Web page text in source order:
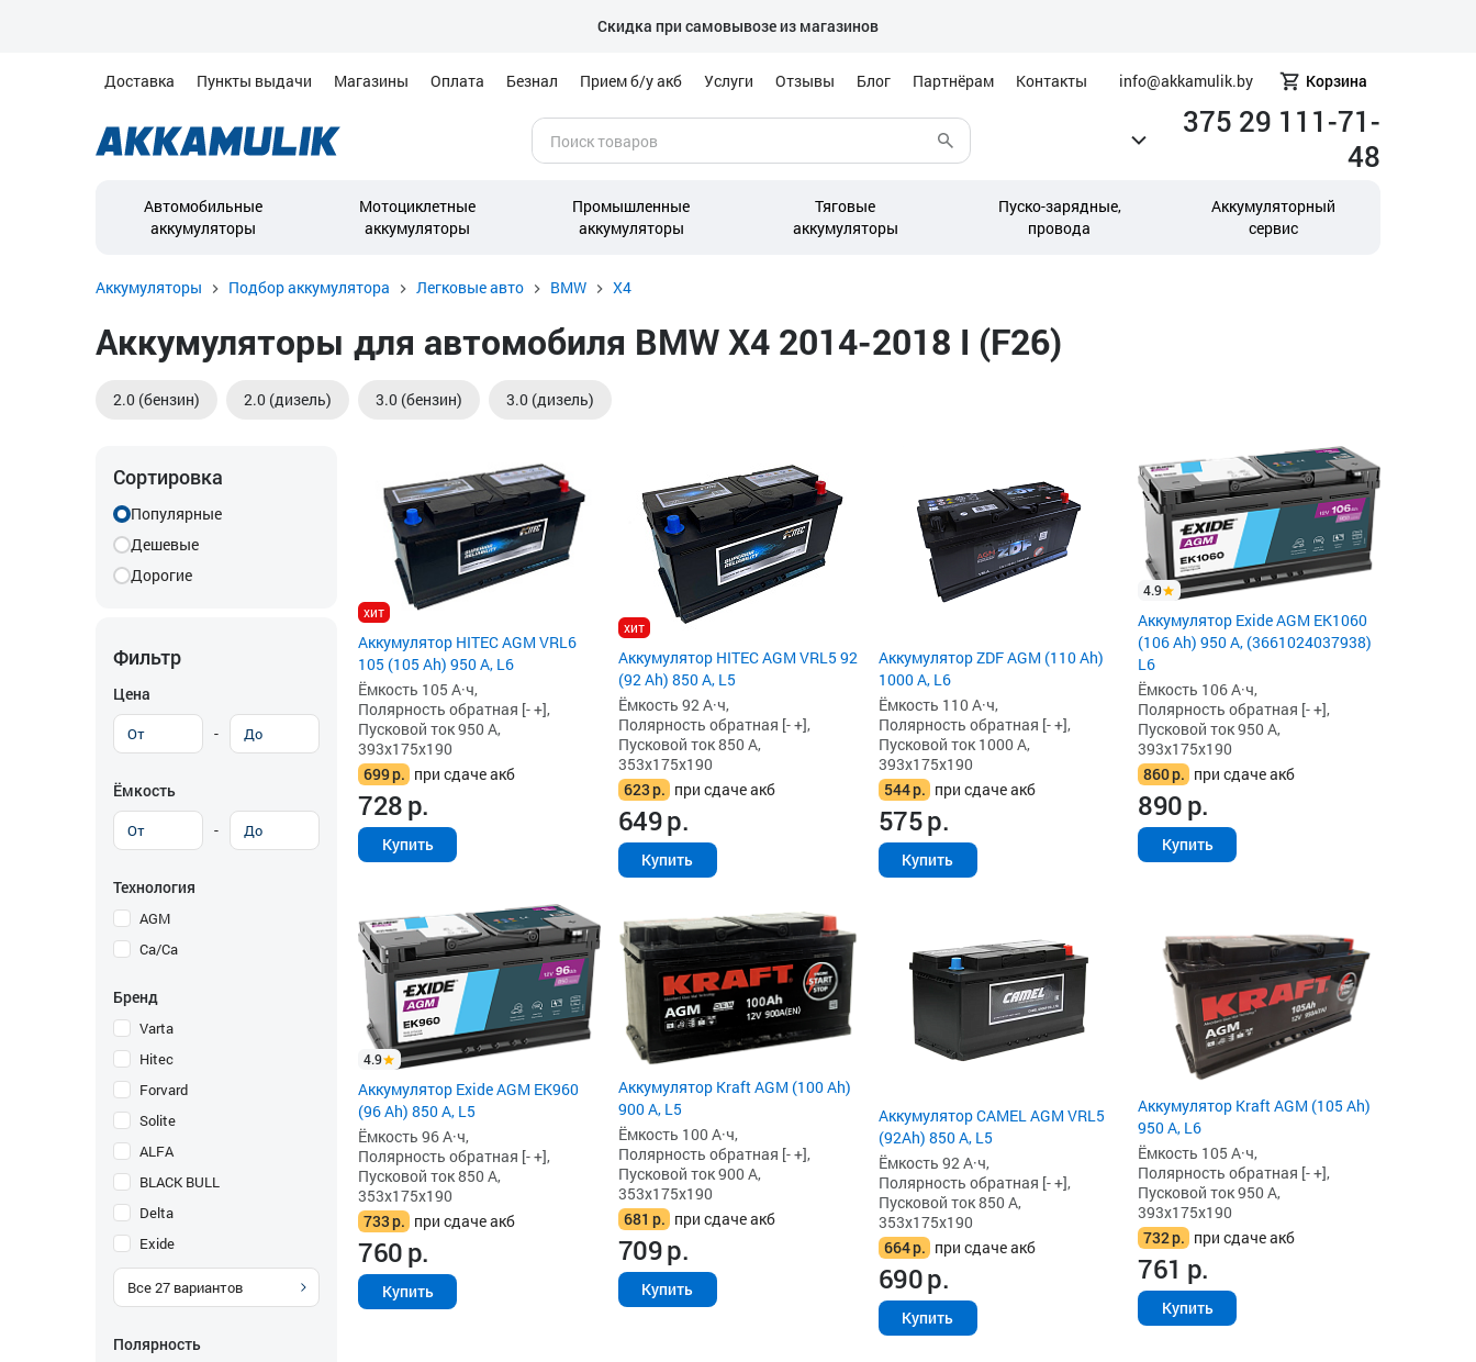
Скидка при самовывозе из магазинов
Доставка Пункты выдачи Магазины Оплата Безнал Прием б/у акб Услуги Отзывы Блог Партнёрам Контакты info@akkamulik.by Корзина
375 29 111-71-
48
Автомобильные
аккумуляторы
Мотоциклетные
аккумуляторы
Промышленные
аккумуляторы
Тяговые
аккумуляторы
Пуско-зарядные,
провода
Аккумуляторный
сервис
Аккумуляторы Подбор аккумулятора Легковые авто BMW X4
Аккумуляторы для автомобиля BMW X4 2014-2018 I (F26)
2.0 (бензин) 2.0 (дизель) 3.0 (бензин) 3.0 (дизель)
Сортировка
Популярные
Дешевые
Дорогие
Фильтр
Цена
-
Ёмкость
-
Технология
AGM
Ca/Ca
Бренд
Varta
Hitec
Forvard
Solite
ALFA
BLACK BULL
Delta
Exide
Все27 вариантов
Полярность
хит
Аккумулятор HITEC AGM VRL6
105 (105 Ah) 950 А, L6
Ёмкость 105 А·ч,
Полярность обратная [- +],
Пусковой ток 950 А,
393x175x190
699р. при сдаче акб
728р.
Купить
хит
Аккумулятор HITEC AGM VRL5 92
(92 Ah) 850 А, L5
Ёмкость 92 А·ч,
Полярность обратная [- +],
Пусковой ток 850 А,
353x175x190
623р. при сдаче акб
649р.
Купить
Аккумулятор ZDF AGM (110 Ah)
1000 А, L6
Ёмкость 110 А·ч,
Полярность обратная [- +],
Пусковой ток 1000 А,
393x175x190
544р. при сдаче акб
575р.
Купить
4.9
Аккумулятор Exide AGM EK1060
(106 Ah) 950 А, (3661024037938)
L6
Ёмкость 106 А·ч,
Полярность обратная [- +],
Пусковой ток 950 А,
393x175x190
860р. при сдаче акб
890р.
Купить
4.9
Аккумулятор Exide AGM EK960
(96 Ah) 850 А, L5
Ёмкость 96 А·ч,
Полярность обратная [- +],
Пусковой ток 850 А,
353x175x190
733р. при сдаче акб
760р.
Купить
Аккумулятор Kraft AGM (100 Ah)
900 А, L5
Ёмкость 100 А·ч,
Полярность обратная [- +],
Пусковой ток 900 А,
353x175x190
681 р. при сдаче акб
709р.
Купить
Аккумулятор CAMEL AGM VRL5
(92Ah) 850 А, L5
Ёмкость 92 А·ч,
Полярность обратная [- +],
Пусковой ток 850 А,
353x175x190
664р. при сдаче акб
690р.
Купить
Аккумулятор Kraft AGM (105 Ah)
950 А, L6
Ёмкость 105 А·ч,
Полярность обратная [- +],
Пусковой ток 950 А,
393x175x190
732р. при сдаче акб
761 р.
Купить